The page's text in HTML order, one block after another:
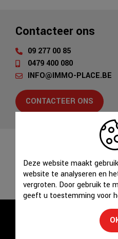
Contacteer ons
09 277 00 85
0479 400 080
INFO@IMMO-PLACE.BE
CONTACTEER ONS
Schrijf u in en blijf op de
Deze website maakt
website te analyseren en
vergroten. Door gebruik te
geeft u toestemming voor